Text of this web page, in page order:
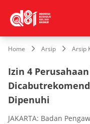
Home Arsip Arsip
Izin 4
Dipenuhi
JAKARTA: Badan